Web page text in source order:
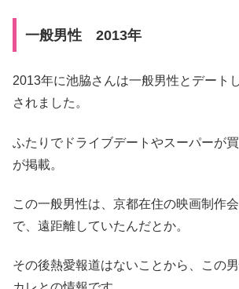
一般男性 2013年
2013年に池脇さんは一般男性とデート
されました。
ふたりでドライブデートやスーパーが
が掲載。
この一般男性は、京都在住の映画制作
で、遠距離していたんだとか。
その後熱愛報道はないことから、この